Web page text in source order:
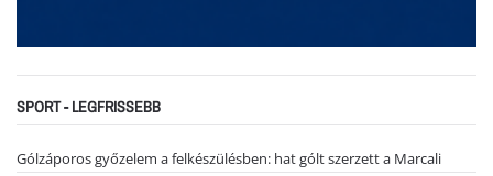
SPORT - LEGFRISSEBB
Gólzáporos győzelem a felkészülésben: hat gólt szerzett a Marcali